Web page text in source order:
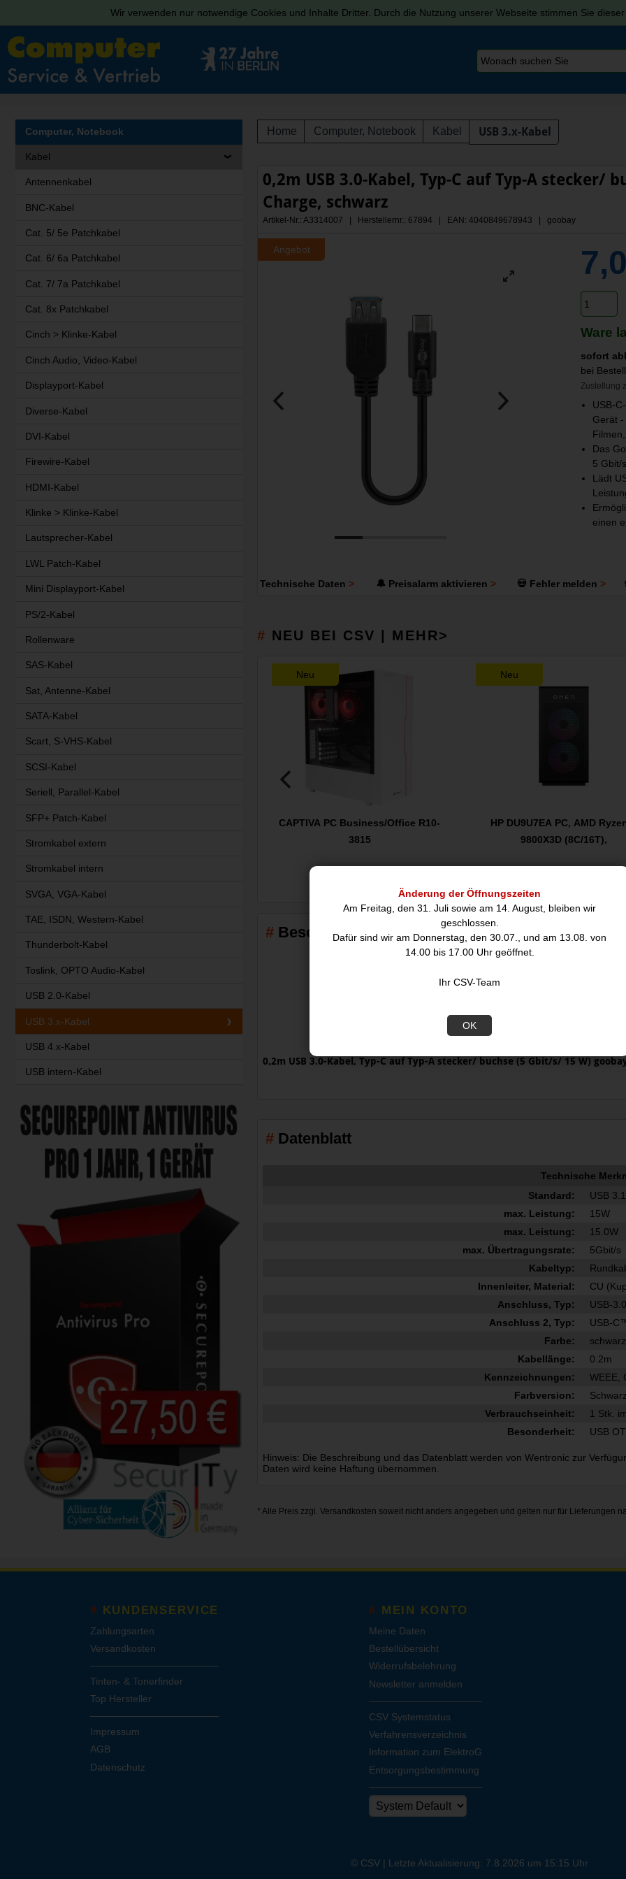
Wir verwenden nur notwendige Cookies und Inhalte Dritter. Durch die Nutzung unserer Webseite stimmen Sie dieser
Änderung der Öffnungszeiten
Am Freitag, den 31. Juli sowie am 14. August, bleiben wir
geschlossen.
Dafür sind wir am Donnerstag, den 30.07., und am 13.08. von
14.00 bis 17.00 Uhr geöffnet.
Ihr CSV-Team
OK
Home Computer, Notebook Kabel USB 3.x-Kabel
0,2m USB 3.0-Kabel, Typ-C auf Typ-A stecker/
Charge, schwarz
Artikel-Nr.: A3314007 | Herstellernr.: 67894 | EAN: 4040849678943 | goobay
Angebot
Ware
sofort
bei
Zustellung
USB-
Gerät
Das
5 Gbit/
Lädt
einen
Technische Daten 🔔 Preisalarm aktivieren 💀 Fehler melden
NEU BEI CSV | MEHR>
Neu
CAPTIVA PC Business/Office R10-
3815
€
Neu
HP DU9U7EA PC, AMD
9800X3D (8C/16T),
Beschreibung
0,2m USB 3.0-Kabel, Typ-C auf Typ-A stecker/ buchse (5 Gbit/s/ 15 W)
Datenblatt
Technische
Standard:
USB 3.1
max. Leistung:
15W
max. Leistung:
15.0W
max. Übertragungsrate:
5Gbit/s
Kabeltyp:
Innenleiter, Material:
CU
Anschluss, Typ:
USB-
Anschluss 2, Typ:
USB-
Farbe:
schwarz
Kabellänge:
0.2m
Kennzeichnungen:
WEEE,
Farbversion:
Schwarz
Verbrauchseinheit:
1 Stk.
Besonderheit:
USB
Hinweis: Die Beschreibung und das Datenblatt werden von Wentronic zur
Daten wird keine Haftung übernommen.
* Alle Preis zzgl.Versandkosten soweit nicht anders angegeben und gelten nur für Lieferungen
Computer, Notebook
Kabel
Antennenkabel
BNC-Kabel
Cat. 5/ 5e Patchkabel
Cat. 6/ 6a Patchkabel
Cat. 7/ 7a Patchkabel
Cat. 8x Patchkabel
Cinch > Klinke-Kabel
Cinch Audio, Video-Kabel
Displayport-Kabel
Diverse-Kabel
DVI-Kabel
Firewire-Kabel
HDMI-Kabel
Klinke > Klinke-Kabel
Lautsprecher-Kabel
LWL Patch-Kabel
Mini Displayport-Kabel
PS/2-Kabel
Rollenware
SAS-Kabel
Sat, Antenne-Kabel
SATA-Kabel
Scart, S-VHS-Kabel
SCSI-Kabel
Seriell, Parallel-Kabel
SFP+ Patch-Kabel
Stromkabel extern
Stromkabel intern
SVGA, VGA-Kabel
TAE, ISDN, Western-Kabel
Thunderbolt-Kabel
Toslink, OPTO Audio-Kabel
USB 2.0-Kabel
USB 3.x-Kabel
USB 4.x-Kabel
USB intern-Kabel
KUNDENSERVICE
Zahlungsarten
Versandkosten
Tinten- & Tonerfinder
Top Hersteller
Impressum
AGB
Datenschutz
MEIN KONTO
Meine Daten
Bestellübersicht
Widerrufsbelehrung
Newsletter anmelden
CSV Systemstatus
Verfahrensverzeichnis
Information zum ElektroG
Entsorgungsbestimmung
© CSV | Letzte Aktualisierung: 7.8.2026 um 15:15 Uhr